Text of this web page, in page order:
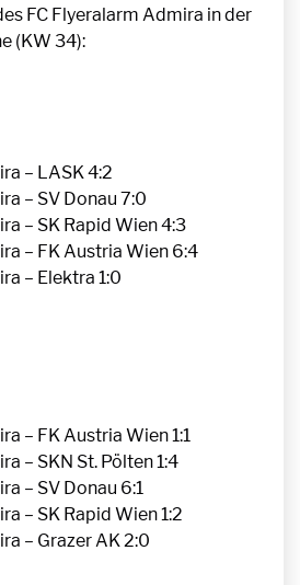
FC Flyeralarm Admira in der
(KW 34):
– LASK 4:2
– SV Donau 7:0
– SK Rapid Wien 4:3
– FK Austria Wien 6:4
– Elektra 1:0
– FK Austria Wien 1:1
– SKN St. Pölten 1:4
– SV Donau 6:1
– SK Rapid Wien 1:2
– Grazer AK 2:0